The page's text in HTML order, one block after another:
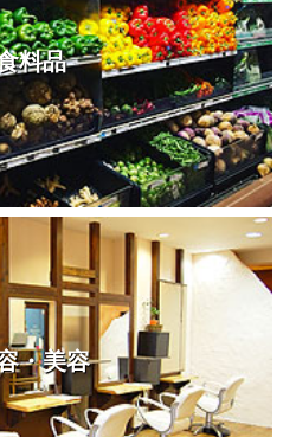
料品
・美容